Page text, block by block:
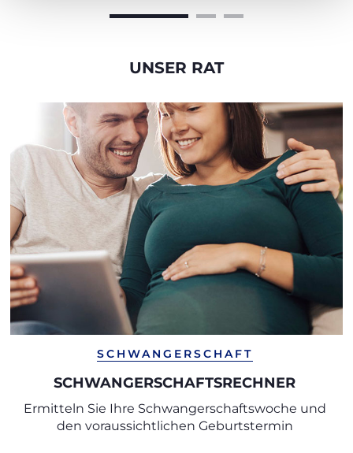
UNSER RAT
SCHWANGERSCHAFT
SCHWANGERSCHAFTSRECHNER
Ermitteln Sie Ihre Schwangerschaftswoche und
den voraussichtlichen Geburtstermin